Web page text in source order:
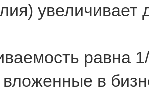
увеличивает
равна
вложенные в